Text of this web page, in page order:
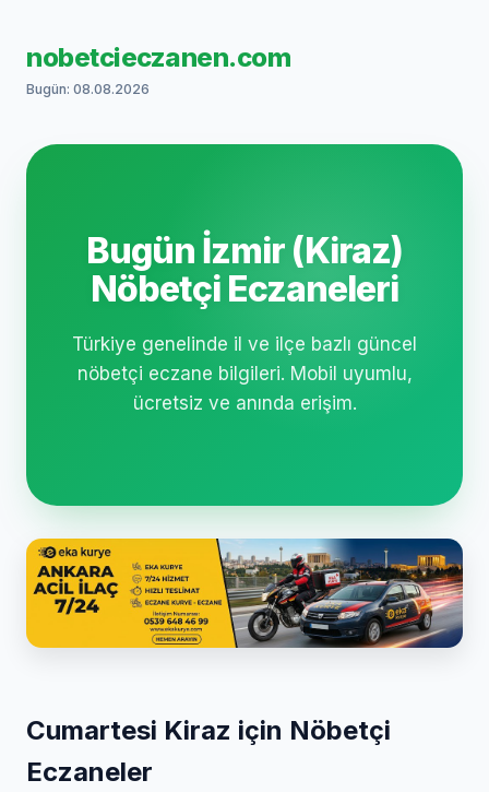
nobetcieczanen.com
Bugün: 08.08.2026
Bugün İzmir (Kiraz)
Nöbetçi Eczaneleri
Türkiye genelinde il ve ilçe bazlı güncel
nöbetçi eczane bilgileri. Mobil uyumlu,
ücretsiz ve anında erişim.
Cumartesi Kiraz için Nöbetçi
Eczaneler